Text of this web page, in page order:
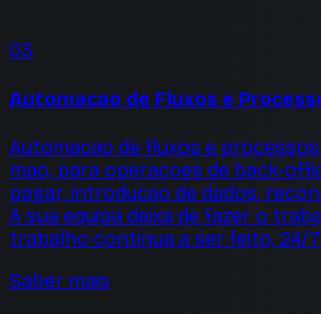
03
Automacao de Fluxos e
Automacao de fluxos e
mao, para operacoes de back-
pagar, introducao de dados,
A sua equipa deixa de fazer o
trabalho continua a ser feito, 24/7.
Saber mais